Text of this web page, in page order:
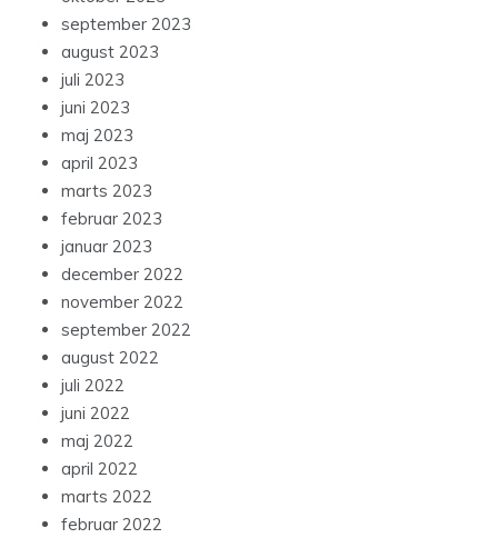
september 2023
august 2023
juli 2023
juni 2023
maj 2023
april 2023
marts 2023
februar 2023
januar 2023
december 2022
november 2022
september 2022
august 2022
juli 2022
juni 2022
maj 2022
april 2022
marts 2022
februar 2022